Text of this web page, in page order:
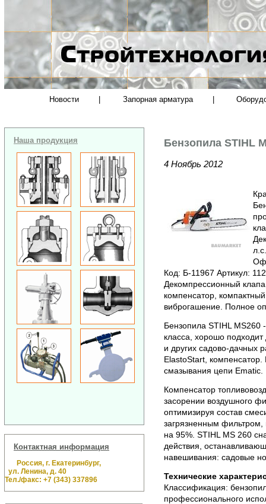
Новости Запорная арматура
Наша продукция
Контактная информация
Россия, г. Екатеринбург,
ул. Ленина, д. 40
Тел./факс: +7 (343) 337896
Бензопила STIHL
4 Ноябрь 2012
Код: Б-11967 Артикул:
Декомпрессионный
компенсатор,
виброгашение. Полное
Бензопила STIHL MS260
класса, хорошо подходит
и других садово-дачных
ElastoStart,
смазывания цепи Еmatic.
Компенсатор
засорении воздушного
оптимизируя состав
загрязненным фильтром,
на 95%. STIHL MS 260
действия,
навешивания: садовые
Технические
Классификация:
профессионального